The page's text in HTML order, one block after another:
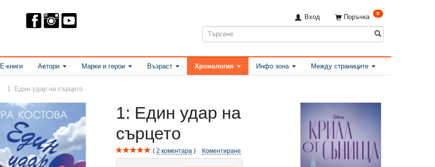
Поръчка 0
Вход
Е-книги Автори Марки и герои Възраст Хронология Инфо зона Между страниците
1: Един удар на сърцето
1: Един удар на
сърцето
2 коментара Коментиране